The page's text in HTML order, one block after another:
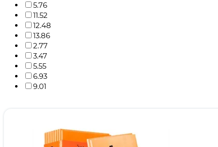
5.76
11.52
12.48
13.86
2.77
3.47
5.55
6.93
9.01